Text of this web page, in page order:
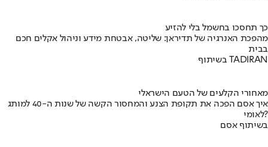
כך תחסכו בחשמל בלי להזיע
מהפכת האנרגיה של תדיראן: שליטה, אבטחת מידע וניהול אקלים חכם
בבית
בשיתוף TADIRAN
מאחורי הקלעים של הטעם הישראלי
איך אסם הפכה את תקופת הצנע והמחסור הקשה של שנות ה-40 למותג
לאומי?
בשיתוף אסם